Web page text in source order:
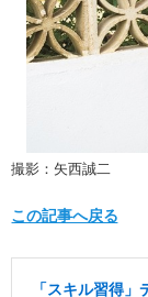
撮影：矢西誠二
この記事へ戻る
「スキル習得